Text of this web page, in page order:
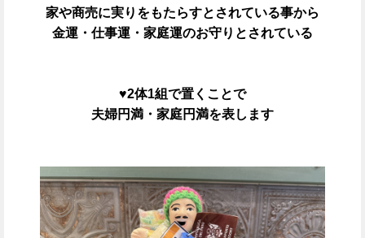
家や商売に実りをもたらすとされている事から
金運・仕事運・家庭運のお守りとされている
♥2体1組で置くことで
夫婦円満・家庭円満を表します